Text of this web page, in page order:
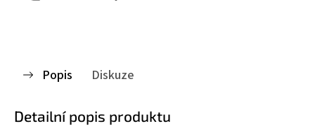
Popis Diskuze
Detailní popis produktu